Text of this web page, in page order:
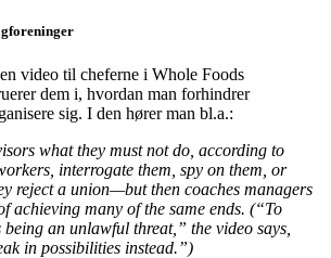
video til cheferne i Whole Foods
dem i, hvordan man forhindrer
sig. I den hører man bl.a.:
what they must not do, according to
interrogate them, spy on them, or
reject a union—but then coaches managers
achieving many of the same ends. (“To
an unlawful threat,” the video says,
in possibilities instead.”)